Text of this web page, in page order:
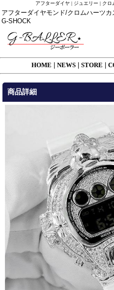
アフターダイヤ | ジュエリー | ク
アフターダイヤモンド/クロムハーツ
G-SHOCK
HOME NEWS STORE
商品詳細